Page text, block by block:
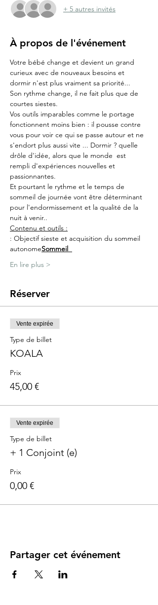
+ 5 autres invités
À propos de l'événement
Votre bébé change et devient un grand
curieux avec de nouveaux besoins et
dormir n'est plus vraiment sa priorité...
Son rythme change, il ne fait plus que de
courtes siestes.
Vos outils imparables comme le portage
fonctionnent moins bien : il pousse contre
vous pour voir ce qui se passe autour et ne
s'endort plus aussi vite ... Dormir ? quelle
drôle d'idée, alors que le monde  est
rempli d'expériences nouvelles et
passionnantes.
Et pourtant le rythme et le temps de
sommeil de journée vont être déterminant
pour l'endormissement et la qualité de la
nuit à venir..
Contenu et outils :
: Objectif sieste et acquisition du sommeil
autonomeSommeil
En lire plus >
Réserver
Vente expirée
Type de billet
KOALA
Prix
45,00 €
Vente expirée
Type de billet
+ 1 Conjoint (e)
Prix
0,00 €
Partager cet événement